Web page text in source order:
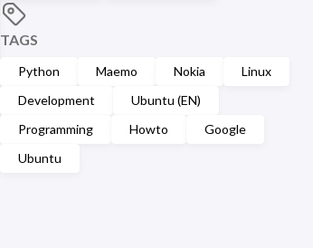
TAGS
Python Maemo Nokia
Linux
Development
Ubuntu (EN)
Programming
Howto
Google
Ubuntu